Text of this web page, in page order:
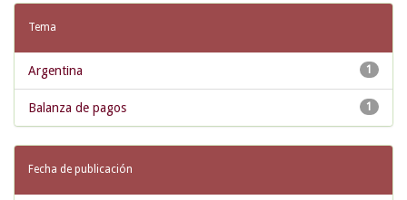
Tema
1
Argentina
1
Balanza de pagos
Fecha de publicación